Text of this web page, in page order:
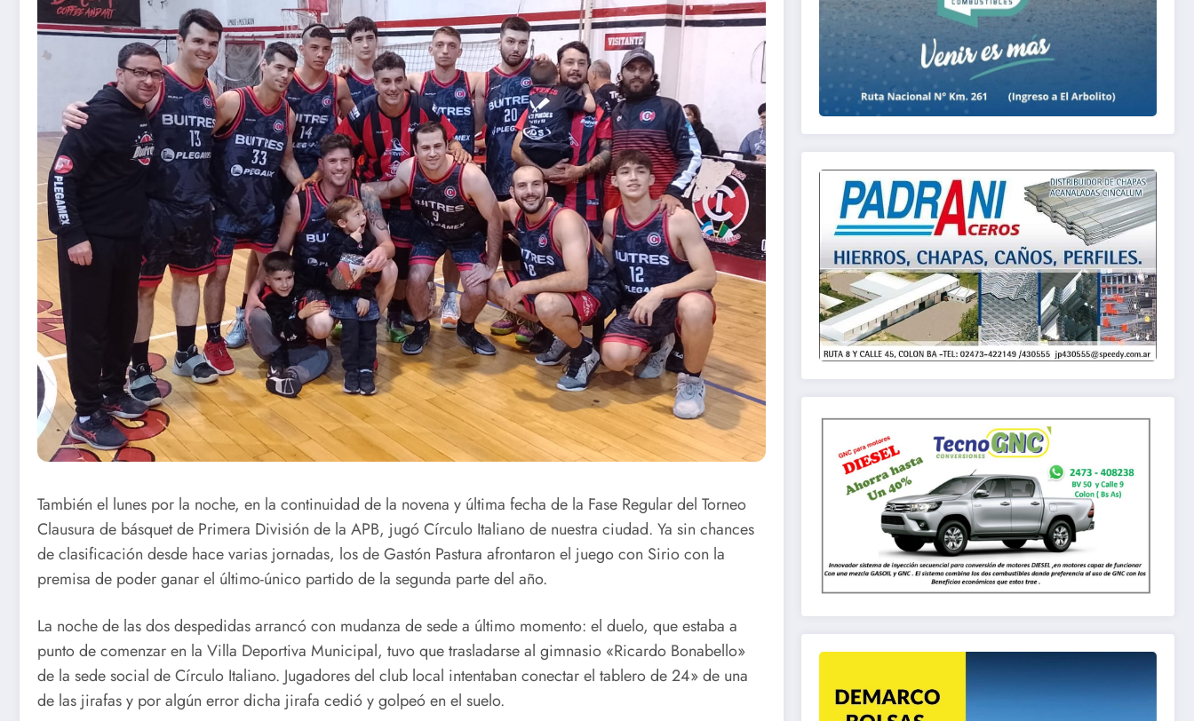
También el lunes por la noche, en la continuidad de la novena y última fecha de la Fase Regular del Torneo
Clausura de básquet de Primera División de la APB, jugó Círculo Italiano de nuestra ciudad. Ya sin chances
de clasificación desde hace varias jornadas, los de Gastón Pastura afrontaron el juego con Sirio con la
premisa de poder ganar el último-único partido de la segunda parte del año.
La noche de las dos despedidas arrancó con mudanza de sede a último momento: el duelo, que estaba a
punto de comenzar en la Villa Deportiva Municipal, tuvo que trasladarse al gimnasio «Ricardo Bonabello»
de la sede social de Círculo Italiano. Jugadores del club local intentaban conectar el tablero de 24» de una
de las jirafas y por algún error dicha jirafa cedió y golpeó en el suelo.